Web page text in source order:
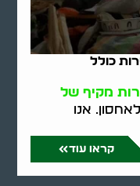
כולל
מקיף של
אנו
קראו עוד